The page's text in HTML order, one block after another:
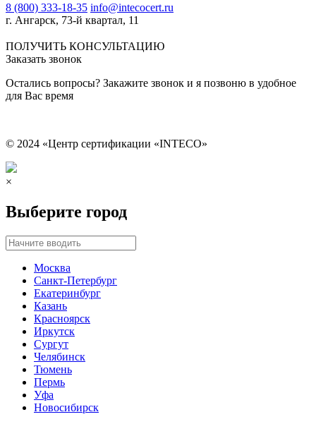
8 (800) 333-18-35 info@intecocert.ru
г. Ангарск, 73-й квартал, 11
ПОЛУЧИТЬ КОНСУЛЬТАЦИЮ
Заказать звонок
Остались вопросы? Закажите звонок и я позвоню в удобное
для Вас время
© 2024 «Центр сертификации «INTECO»
×
Выберите город
Москва
Санкт-Петербург
Екатеринбург
Казань
Красноярск
Иркутск
Сургут
Челябинск
Тюмень
Пермь
Уфа
Новосибирск